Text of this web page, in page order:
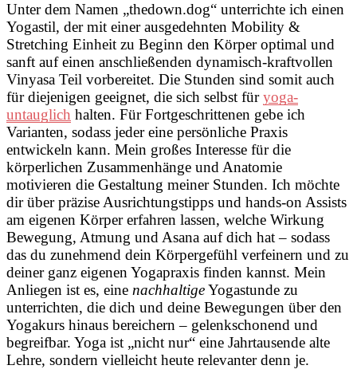
Unter dem Namen „thedown.dog“ unterrichte ich einen
Yogastil, der mit einer ausgedehnten Mobility &
Stretching Einheit zu Beginn den Körper optimal und
sanft auf einen anschließenden dynamisch-kraftvollen
Vinyasa Teil vorbereitet. Die Stunden sind somit auch
für diejenigen geeignet, die sich selbst füryoga-
untauglich halten. Für Fortgeschrittenen gebe ich
Varianten, sodass jeder eine persönliche Praxis
entwickeln kann. Mein großes Interesse für die
körperlichen Zusammenhänge und Anatomie
motivieren die Gestaltung meiner Stunden. Ich möchte
dir über präzise Ausrichtungstipps und hands-on Assists
am eigenen Körper erfahren lassen, welche Wirkung
Bewegung, Atmung und Asana auf dich hat – sodass
das du zunehmend dein Körpergefühl verfeinern und zu
deiner ganz eigenen Yogapraxis finden kannst. Mein
Anliegen ist es, eine nachhaltigeYogastunde zu
unterrichten, die dich und deine Bewegungen über den
Yogakurs hinaus bereichern – gelenkschonend und
begreifbar. Yoga ist „nicht nur“ eine Jahrtausende alte
Lehre, sondern vielleicht heute relevanter denn je.